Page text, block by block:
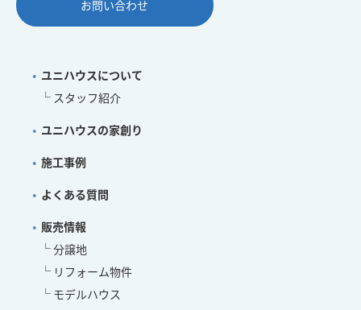
お問い合わせ
ユニハウスについて
スタッフ紹介
ユニハウスの家創り
施工事例
よくある質問
販売情報
分譲地
リフォーム物件
モデルハウス